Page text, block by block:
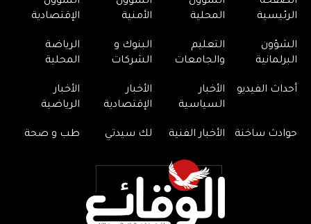
الرئيسية
المحلية
الأمنية
الإقتصادية
الشؤون
البرلمانية
التعليم
والجامعات
البنوك و
الشركات
الرياضة
المحلية
أحداث الفيديو
الأخبار
السياسية
الأخبار
الإقتصادية
الأخبار
الرياضية
حوادث ساخنة الأخبار الفنية لك سيدتي طب و صحة